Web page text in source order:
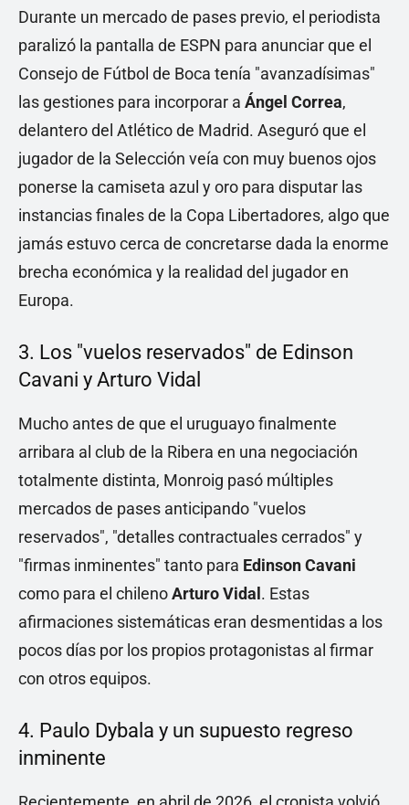
Durante un mercado de pases previo, el periodista
paralizó la pantalla de ESPN para anunciar que el
Consejo de Fútbol de Boca tenía "avanzadísimas"
las gestiones para incorporar a Ángel Correa,
delantero del Atlético de Madrid. Aseguró que el
jugador de la Selección veía con muy buenos ojos
ponerse la camiseta azul y oro para disputar las
instancias finales de la Copa Libertadores, algo que
jamás estuvo cerca de concretarse dada la enorme
brecha económica y la realidad del jugador en
Europa.
3. Los "vuelos reservados" de Edinson
Cavani y Arturo Vidal
Mucho antes de que el uruguayo finalmente
arribara al club de la Ribera en una negociación
totalmente distinta, Monroig pasó múltiples
mercados de pases anticipando "vuelos
reservados", "detalles contractuales cerrados" y
"firmas inminentes" tanto para Edinson Cavani
como para el chilenoArturo Vidal . Estas
afirmaciones sistemáticas eran desmentidas a los
pocos días por los propios protagonistas al firmar
con otros equipos.
4. Paulo Dybala y un supuesto regreso
inminente